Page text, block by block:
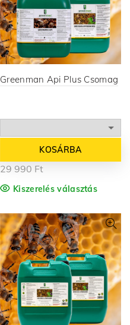
Greenman Api Plus Csomag
KOSÁRBA
29 990 Ft
Kiszerelés választás